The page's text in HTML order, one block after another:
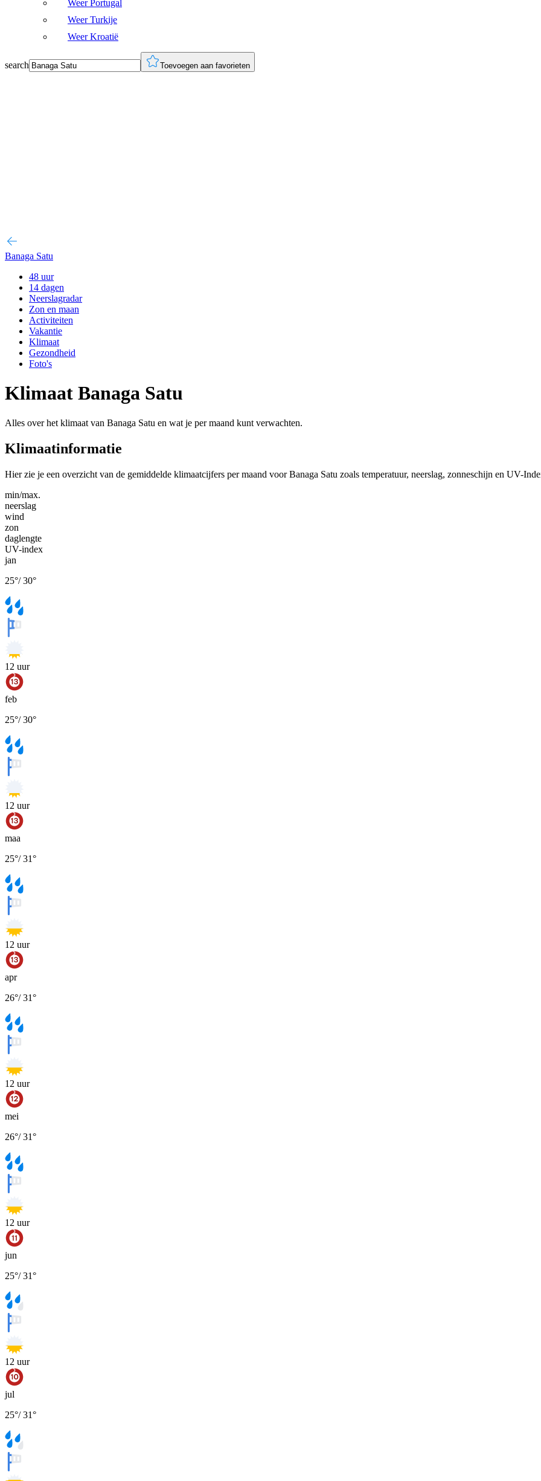
Weer Portugal
Weer Turkije
Weer Kroatië
search Toevoegen aan favorieten
Banaga Satu
48 uur
14 dagen
Neerslagradar
Zon en maan
Activiteiten
Vakantie
Klimaat
Gezondheid
Foto's
Klimaat Banaga Satu
Alles over het klimaat van Banaga Satu en wat je per maand kunt verwachten.
Klimaatinformatie
Hier zie je een overzicht van de gemiddelde klimaatcijfers per maand voor Banaga Satu zoals temperatuur, neerslag, zonneschijn en UV-
min/max.
neerslag
wind
zon
daglengte
UV-index
jan
25°/30°
12 uur
feb
25°/30°
12 uur
maa
25°/31°
12 uur
apr
26°/31°
12 uur
mei
26°/31°
12 uur
jun
25°/31°
12 uur
jul
25°/31°